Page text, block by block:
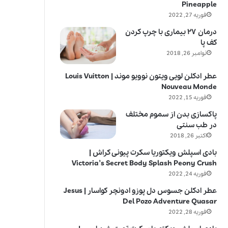
Pineapple
فوریه 27, 2022
درمان ۲۷ بیماری با چرپ کردن
کف پا
نوامبر 26, 2018
عطر ادکلن لویی ویتون نوویو موند | Louis Vuitton
Nouveau Monde
فوریه 15, 2022
پاکسازی بدن از سموم مختلف
در طب سنتی
اکتبر 26, 2018
بادی اسپلش ویکتوریا سکرت پیونی کراش |
Victoria’s Secret Body Splash Peony Crush
فوریه 24, 2022
عطر ادکلن جسوس دل پوزو ادونچر کواسار | Jesus
Del Pozo Adventure Quasar
فوریه 28, 2022